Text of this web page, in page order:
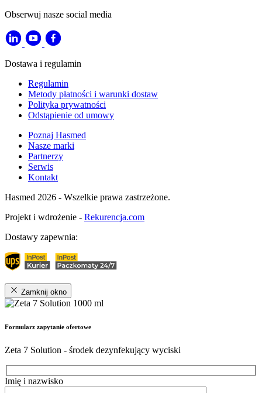
Obserwuj nasze social media
Dostawa i regulamin
Regulamin
Metody płatności i warunki dostaw
Polityka prywatności
Odstąpienie od umowy
Poznaj Hasmed
Nasze marki
Partnerzy
Serwis
Kontakt
Hasmed 2026 - Wszelkie prawa zastrzeżone.
Projekt i wdrożenie - Rekurencja.com
Dostawy zapewnia:
Zamknij okno
Formularz zapytanie ofertowe
Zeta 7 Solution - środek dezynfekujący wyciski
Imię i nazwisko